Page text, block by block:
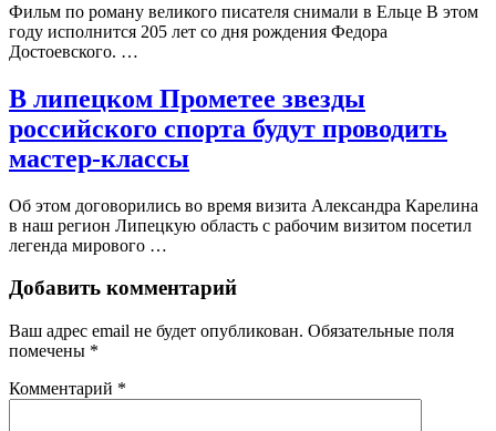
Фильм по роману великого писателя снимали в Ельце В этом
году исполнится 205 лет со дня рождения Федора
Достоевского. …
В липецком Прометее звезды
российского спорта будут проводить
мастер-классы
Об этом договорились во время визита Александра Карелина
в наш регион Липецкую область с рабочим визитом посетил
легенда мирового …
Добавить комментарий
Ваш адрес email не будет опубликован. Обязательные поля
помечены *
Комментарий *